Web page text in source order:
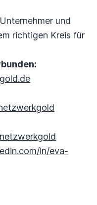
und
richtigen Kreis für
in/eva-